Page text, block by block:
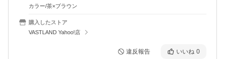
カラー/茶×ブラウン
購入したストア
VASTLAND Yahoo!店
違反報告 いいね 0